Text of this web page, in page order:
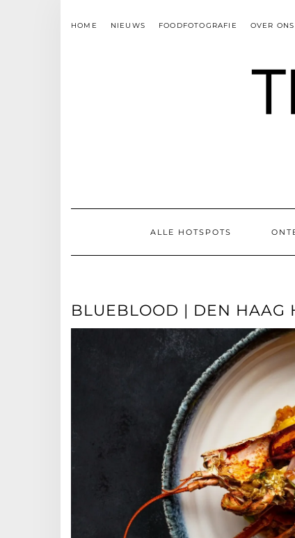
HOME NIEUWS FOODFOTOGRAFIE OVER ONS
ALLE HOTSPOTS
BLUEBLOOD | DEN HAAG